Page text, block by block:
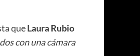
queLaura Rubio
con una cámara